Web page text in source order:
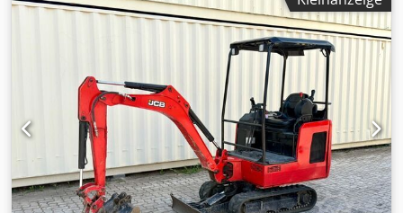
Asuof * Abgelesene Betriebsstunden: ca. 1.390 * Letzter
Service bei ca. 1.164 Stunden. * Betriebsgewicht: ca. 1.715
Kg * Inkl. 3 x Löffel * Volle Kabine * Verbreiterbares
Laufwerk * Video auf Anfrage * Preis: 13.900 Euro, netto +
19% MwSt. ---- Für weitere Fragen bitte anrufen: For more
question please call: Erik Kortum: Whats App ?Alle
Angaben ohne Gewähr und Garantie, Irrtümer und
Zwischenverkauf vorbehalten. ?